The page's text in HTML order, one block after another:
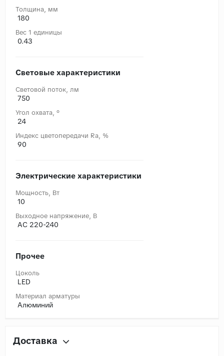
Толщина, мм
180
Вес 1 единицы
0.43
Световые характеристики
Световой поток, лм
750
Угол охвата, °
24
Индекс цветопередачи Ra, %
90
Электрические характеристики
Мощность, Вт
10
Выходное напряжение, В
AC 220-240
Прочее
Цоколь
LED
Материал арматуры
Алюминий
Доставка